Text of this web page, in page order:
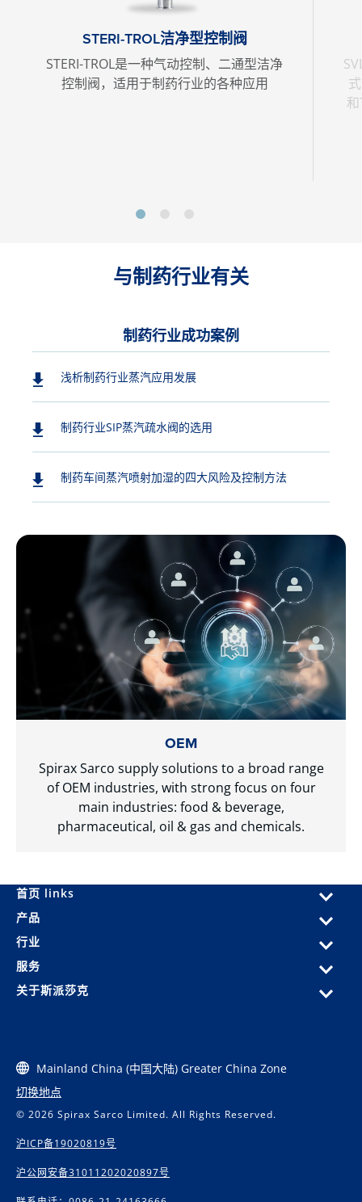
STERI-TROL洁净型控制阀
STERI-TROL是一种气动控制、二通型洁净
控制阀，适用于制药行业的各种应用
与制药行业有关
制药行业成功案例
浅析制药行业蒸汽应用发展
制药行业SIP蒸汽疏水阀的选用
制药车间蒸汽喷射加湿的四大风险及控制方法
OEM
Spirax Sarco supply solutions to a broad range
of OEM industries, with strong focus on four
main industries: food & beverage,
pharmaceutical, oil & gas and chemicals.
首页 links
产品
行业
服务
关于斯派莎克
Mainland China (中国大陆) Greater China Zone
切换地点
© 2026 Spirax Sarco Limited. All Rights Reserved.
沪ICP备19020819号
沪公网安备31011202020897号